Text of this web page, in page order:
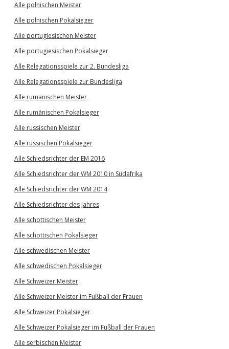
Alle polnischen Meister
Alle polnischen Pokalsieger
Alle portugiesischen Meister
Alle portugiesischen Pokalsieger
Alle Relegationsspiele zur 2. Bundesliga
Alle Relegationsspiele zur Bundesliga
Alle rumänischen Meister
Alle rumänischen Pokalsieger
Alle russischen Meister
Alle russischen Pokalsieger
Alle Schiedsrichter der EM 2016
Alle Schiedsrichter der WM 2010 in Südafrika
Alle Schiedsrichter der WM 2014
Alle Schiedsrichter des Jahres
Alle schottischen Meister
Alle schottischen Pokalsieger
Alle schwedischen Meister
Alle schwedischen Pokalsieger
Alle Schweizer Meister
Alle Schweizer Meister im Fußball der Frauen
Alle Schweizer Pokalsieger
Alle Schweizer Pokalsieger im Fußball der Frauen
Alle serbischen Meister